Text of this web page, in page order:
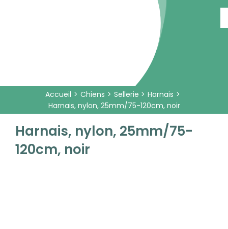
Accueil Chiens Sellerie
Harnais
Harnais, nylon, 25mm/75-120cm, noir
Harnais, nylon, 25mm/75-
120cm, noir